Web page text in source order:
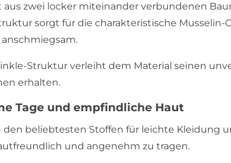
aus zwei locker miteinander verbundenen
sorgt für die charakteristische
Struktur verleiht dem Material seinen
erhalten.
Tage und empfindliche Haut
den beliebtesten Stoffen für leichte Kleidung
und angenehm zu tragen.